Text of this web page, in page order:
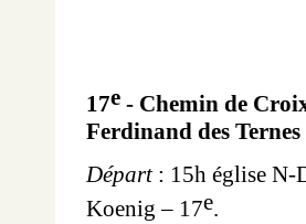
17e - Chemin de
Ferdinand des Ternes
Départ : 15h église N-
Koenig – 17e.